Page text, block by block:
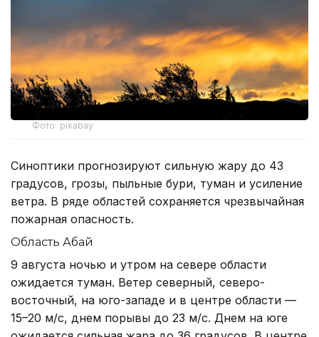
Фото: pixabay
Синоптики прогнозируют сильную жару до 43
градусов, грозы, пыльные бури, туман и усиление
ветра. В ряде областей сохраняется чрезвычайная
пожарная опасность.
Область Абай
9 августа ночью и утром на севере области
ожидается туман. Ветер северный, северо-
восточный, на юго-западе и в центре области —
15–20 м/с, днем порывы до 23 м/с. Днем на юге